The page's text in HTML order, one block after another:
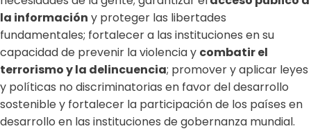
la información y proteger las libertades
fundamentales; fortalecer a las instituciones en su
capacidad de prevenir la violencia y combatir el
terrorismo y la delincuencia; promover y aplicar leyes
y políticas no discriminatorias en favor del desarrollo
sostenible y fortalecer la participación de los países en
desarrollo en las instituciones de gobernanza mundial.